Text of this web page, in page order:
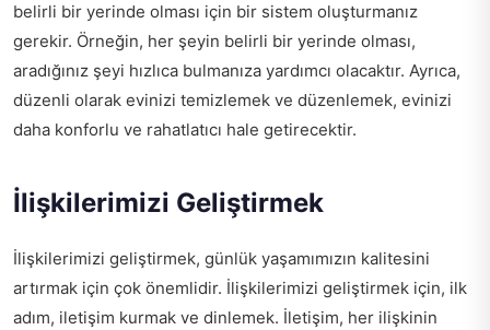
belirli bir yerinde olması için bir sistem oluşturmanız
gerekir. Örneğin, her şeyin belirli bir yerinde olması,
aradığınız şeyi hızlıca bulmanıza yardımcı olacaktır. Ayrıca,
düzenli olarak evinizi temizlemek ve düzenlemek, evinizi
daha konforlu ve rahatlatıcı hale getirecektir.
İlişkilerimizi Geliştirmek
İlişkilerimizi geliştirmek, günlük yaşamımızın kalitesini
artırmak için çok önemlidir. İlişkilerimizi geliştirmek için, ilk
adım, iletişim kurmak ve dinlemek. İletişim, her ilişkinin